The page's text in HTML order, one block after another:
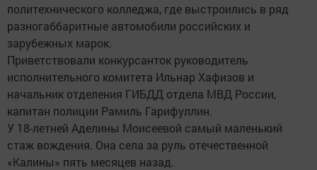
политехнического колледжа, где выстроились в ряд
разногаббаритные автомобили российских и
зарубежных марок.
Приветствовали конкурсанток руководитель
исполнительного комитета Ильнар Хафизов и
начальник отделения ГИБДД отдела МВД России,
капитан полиции Рамиль Гарифуллин.
У 18-летней Аделины Моисеевой самый маленький
стаж вождения. Она села за руль отечественной
«Калины» пять месяцев назад.